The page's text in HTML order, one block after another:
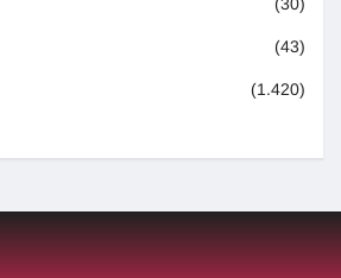
(43)
(1.420)